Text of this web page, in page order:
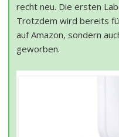
recht neu. Die ersten
Trotzdem wird bereits
auf Amazon, sondern
geworben.